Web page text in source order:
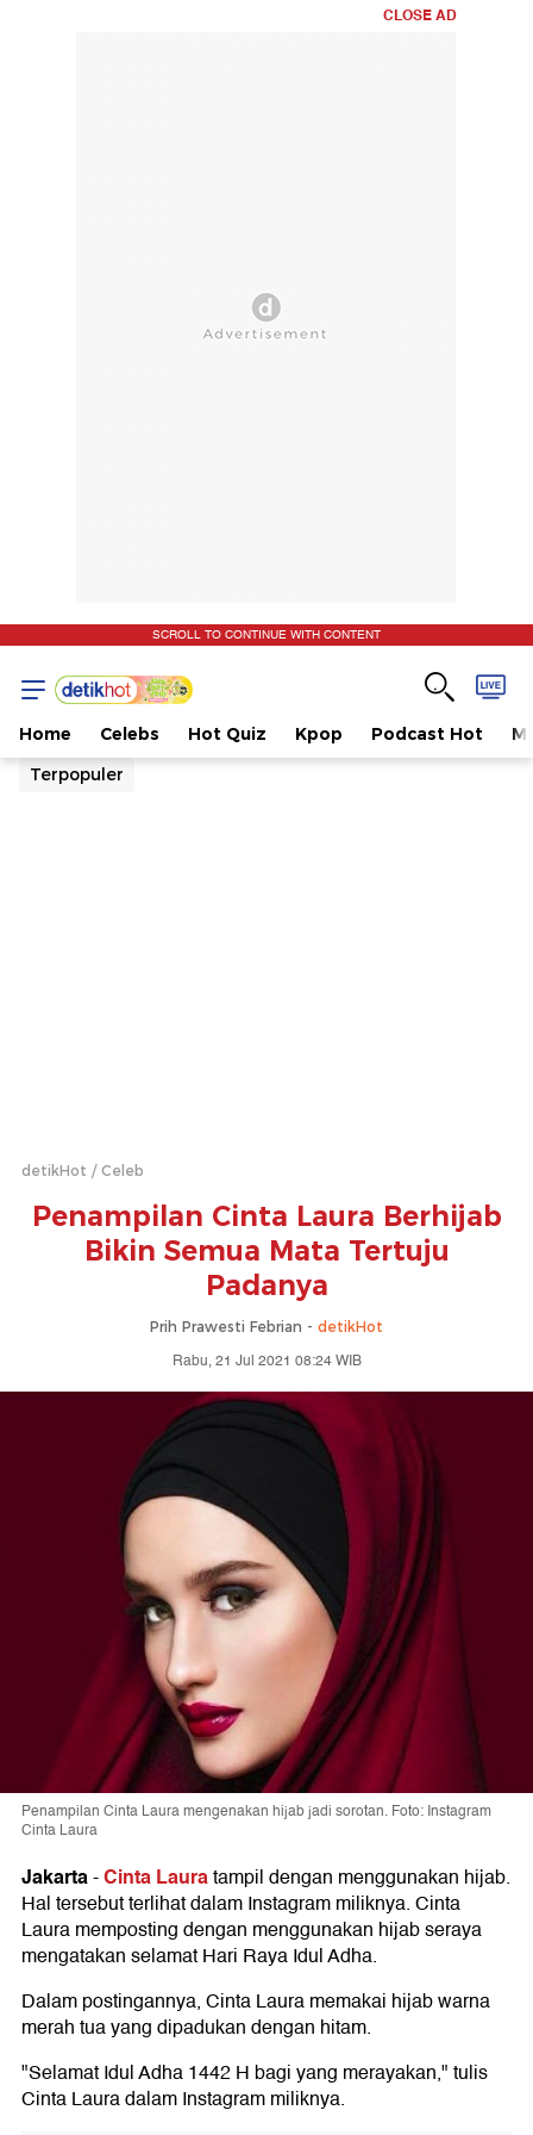
CLOSE AD
SCROLL TO CONTINUE WITH CONTENT
Home Celebs Hot Quiz Kpop Podcast Hot
Terpopuler
detikHot Celeb
Penampilan Cinta Laura Berhijab
Bikin Semua Mata Tertuju
Padanya
Prih Prawesti Febrian - detikHot
Rabu, 21 Jul 2021 08:24 WIB
Penampilan Cinta Laura mengenakan hijab jadi sorotan. Foto: Instagram
Cinta Laura
Jakarta-Cinta Lauratampil dengan menggunakan hijab.
Hal tersebut terlihat dalam Instagram miliknya. Cinta
Laura memposting dengan menggunakan hijab seraya
mengatakan selamat Hari Raya Idul Adha.
Dalam postingannya, Cinta Laura memakai hijab warna
merah tua yang dipadukan dengan hitam.
"Selamat Idul Adha 1442 H bagi yang merayakan," tulis
Cinta Laura dalam Instagram miliknya.